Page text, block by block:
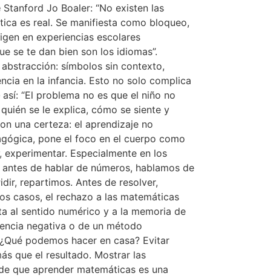
Jo Boaler: “No existen las
es real. Se manifiesta como bloqueo,
en experiencias escolares
se te dan bien son los idiomas”.
símbolos sin contexto,
en la infancia. Esto no solo complica
“El problema no es que el niño no
se le explica, cómo se siente y
una certeza: el aprendizaje no
pone el foco en el cuerpo como
Especialmente en los
de hablar de números, hablamos de
repartimos. Antes de resolver,
casos, el rechazo a las matemáticas
al sentido numérico y a la memoria de
negativa o de un método
podemos hacer en casa? Evitar
que el resultado. Mostrar las
que aprender matemáticas es una